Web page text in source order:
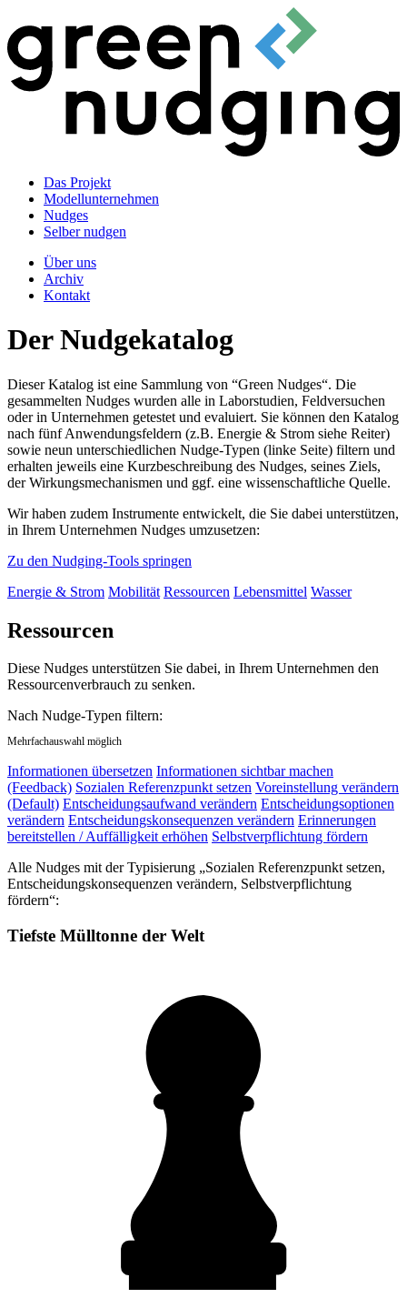
Das Projekt
Modellunternehmen
Nudges
Selber nudgen
Über uns
Archiv
Kontakt
Der Nudgekatalog
Dieser Katalog ist eine Sammlung von “Green Nudges“. Die
gesammelten Nudges wurden alle in Laborstudien, Feldversuchen
oder in Unternehmen getestet und evaluiert. Sie können den Katalog
nach fünf Anwendungsfeldern (z.B. Energie & Strom siehe Reiter)
sowie neun unterschiedlichen Nudge-Typen (linke Seite) filtern und
erhalten jeweils eine Kurzbeschreibung des Nudges, seines Ziels,
der Wirkungsmechanismen und ggf. eine wissenschaftliche Quelle.
Wir haben zudem Instrumente entwickelt, die Sie dabei unterstützen,
in Ihrem Unternehmen Nudges umzusetzen:
Zu den Nudging-Tools springen
Energie & Strom Mobilität Ressourcen Lebensmittel Wasser
Ressourcen
Diese Nudges unterstützen Sie dabei, in Ihrem Unternehmen den
Ressourcenverbrauch zu senken.
Nach Nudge-Typen filtern:
Mehrfachauswahl möglich
Informationen übersetzen Informationen sichtbar machen
(Feedback) Sozialen Referenzpunkt setzen Voreinstellung verändern
(Default) Entscheidungsaufwand verändern Entscheidungsoptionen
verändern Entscheidungskonsequenzen verändern Erinnerungen
bereitstellen / Auffälligkeit erhöhen Selbstverpflichtung fördern
Alle Nudges mit der Typisierung „Sozialen Referenzpunkt setzen,
Entscheidungskonsequenzen verändern, Selbstverpflichtung
fördern“:
Tiefste Mülltonne der Welt